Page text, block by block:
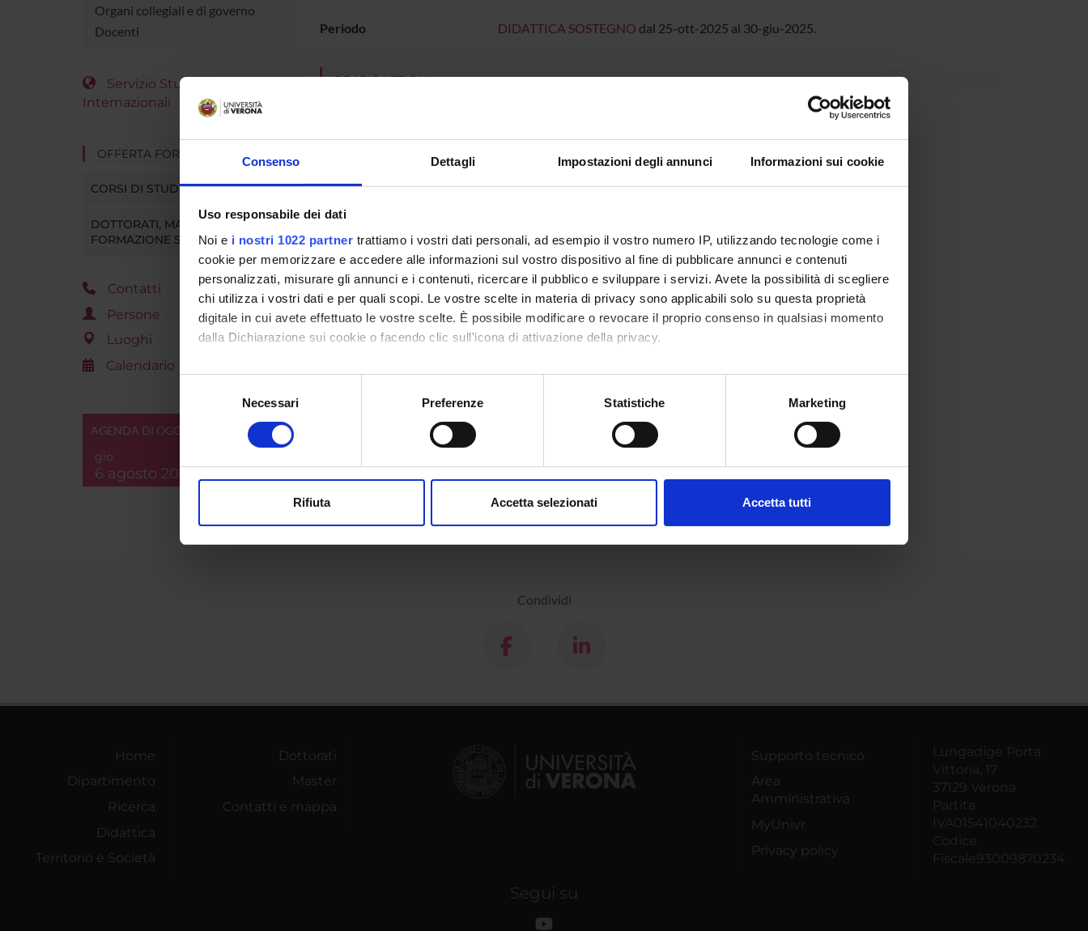
Consenso Dettagli Impostazioni degli annunci Informazioni sui cookie
Uso responsabile dei dati
Noi e i nostri 1022 partner trattiamo i vostri dati personali, ad esempio il vostro numero IP, utilizzando tecnologie come i
cookie per memorizzare e accedere alle informazioni sul vostro dispositivo al fine di pubblicare annunci e contenuti
personalizzati, misurare gli annunci e i contenuti, ricercare il pubblico e sviluppare i servizi. Avete la possibilità di scegliere
chi utilizza i vostri dati e per quali scopi. Le vostre scelte in materia di privacy sono applicabili solo su questa proprietà
digitale in cui avete effettuato le vostre scelte. È possibile modificare o revocare il proprio consenso in qualsiasi momento
dalla Dichiarazione sui cookie o facendo clic sull'icona di attivazione della privacy.
Con il tuo consenso, vorremmo anche:
raccogliere informazioni sulla tua posizione geografica, con un'approssimazione di qualche metro,
digitali).
modificare o ritirare il tuo consenso in qualsiasi momento dalla Dichiarazione sui cookie.
Necessari Preferenze Statistiche Marketing
Rifiuta Accetta selezionati Accetta tutti
Organi collegiali e di governo
Docenti
Servizio Studenti
Internazionali
OFFERTA FORMATIVA
CORSI DI STUDIO
DOTTORATI, MASTER E
FORMAZIONE SUPERIORE
Contatti
Persone
Luoghi
Calendario
AGENDA DI OGGI
gio
6 agosto 2026
Periodo DIDATTICA SOSTEGNO dal 25-ott-2025 al 30-giu-2025.
ORARIO LEZIONI
Condividi
Home
Dipartimento
Ricerca
Didattica
Territorio e Società
Dottorati
Master
Contatti e mappa
Supporto tecnico
Area
Amministrativa
MyUnivr
Privacy policy
Lungadige Porta
Vittoria, 17
37129 Verona
Partita
IVA01541040232
Codice
Fiscale93009870234
Segui su